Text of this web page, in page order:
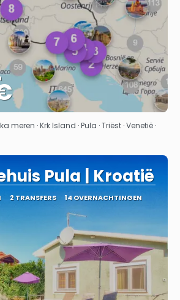
Bekijk
meren · Krk Island · Pula · Triëst · Venetië ·
Pula | Kroatië
2 TRANSFERS 14 OVERNACHTINGEN